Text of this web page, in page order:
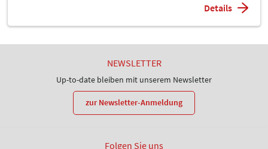
Details
NEWSLETTER
Up-to-date bleiben mit unserem Newsletter
zur Newsletter-Anmeldung
Folgen Sie uns